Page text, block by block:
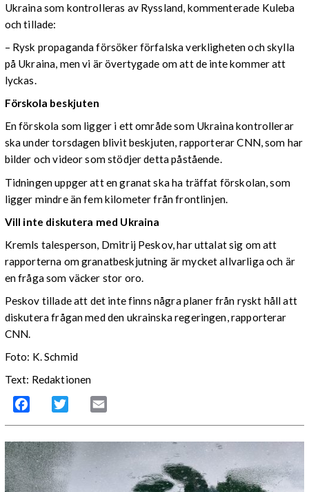
Ukraina som kontrolleras av Ryssland, kommenterade Kuleba
och tillade:
– Rysk propaganda försöker förfalska verkligheten och skylla
på Ukraina, men vi är övertygade om att de inte kommer att
lyckas.
Förskola beskjuten
En förskola som ligger i ett område som Ukraina kontrollerar
ska under torsdagen blivit beskjuten, rapporterar CNN, som har
bilder och videor som stödjer detta påstående.
Tidningen uppger att en granat ska ha träffat förskolan, som
ligger mindre än fem kilometer från frontlinjen.
Vill inte diskutera med Ukraina
Kremls talesperson, Dmitrij Peskov, har uttalat sig om att
rapporterna om granatbeskjutning är mycket allvarliga och är
en fråga som väcker stor oro.
Peskov tillade att det inte finns några planer från ryskt håll att
diskutera frågan med den ukrainska regeringen, rapporterar
CNN.
Foto: K. Schmid
Text: Redaktionen
Facebook Twitter